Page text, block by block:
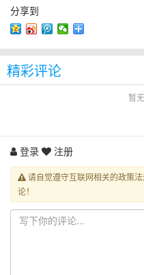
分享到
精彩评论
暂
登录 注册
请自觉遵守互联网相关的政策
论！